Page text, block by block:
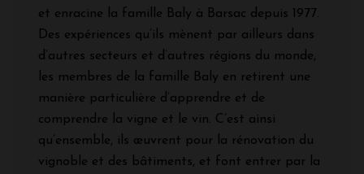
et enracine la famille Baly à Barsac depuis 1977.
Des expériences qu’ils mènent par ailleurs dans
d’autres secteurs et d’autres régions du monde,
les membres de la famille Baly en retirent une
manière particulière d’apprendre et de
comprendre la vigne et le vin. C’est ainsi
qu’ensemble, ils œuvrent pour la rénovation du
vignoble et des bâtiments, et font entrer par la